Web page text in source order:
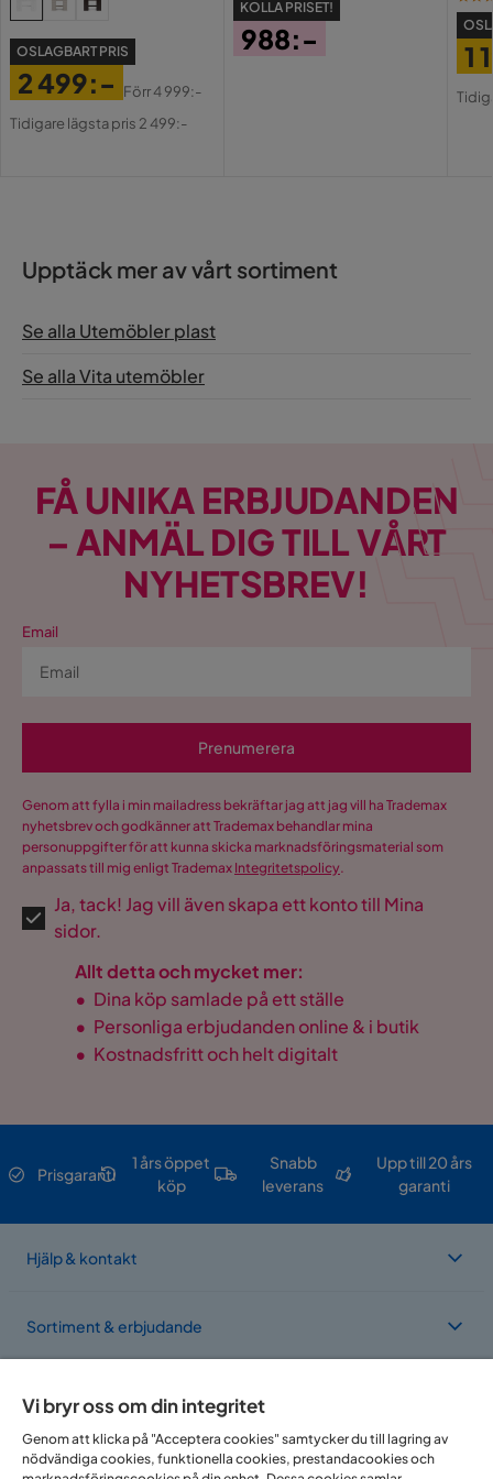
OSLAGBART PRIS
Pris
2 499:-
Original
Förr4 999:-
Tidigare lägsta pris 2 499:-
KOLLA PRISET!
988:-
1
Upptäck mer av vårt sortiment
Se alla Utemöbler plast
Se alla Vita utemöbler
FÅ UNIKA ERBJUDANDEN
– ANMÄL DIG TILL VÅRT
NYHETSBREV!
Email
Prenumerera
Genom att fylla i min mailadress bekräftar jag att jag vill ha Trademax
nyhetsbrev och godkänner att Trademax behandlar mina
personuppgifter för att kunna skicka marknadsföringsmaterial som
anpassats till mig enligt Trademax Integritetspolicy.
Ja, tack! Jag vill även skapa ett konto till Mina
sidor.
Allt detta och mycket mer:
• Dina köp samlade på ett ställe
• Personliga erbjudanden online & i butik
• Kostnadsfritt och helt digitalt
Prisgaranti
1 års öppet
köp
Snabb
leverans
Upp till 20 års
garanti
Hjälp & kontakt
Sortiment & erbjudande
Om Trademax
Vi finns i flera länder
Vi bryr oss om din integritet
Genom att klicka på "Acceptera cookies" samtycker du till lagring av
nödvändiga cookies, funktionella cookies, prestandacookies och